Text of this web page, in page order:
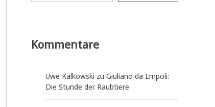
Kommentare
Uwe Kalkowski zu Giuliano da Empoli:
Die Stunde der Raubtiere